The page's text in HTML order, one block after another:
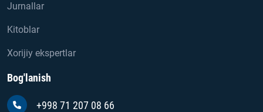
Jurnallar
Kitoblar
Xorijiy ekspertlar
Bog'lanish
+998 71 207 08 66